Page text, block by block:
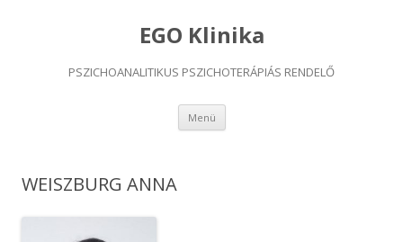
EGO Klinika
PSZICHOANALITIKUS PSZICHOTERÁPIÁS RENDELŐ
Menü Kilépés
tartalomba
WEISZBURG ANNA